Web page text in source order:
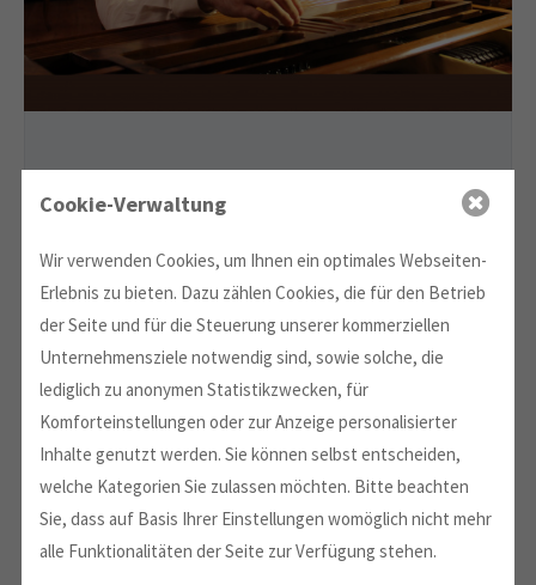
Cookie-Verwaltung
Wir verwenden Cookies, um Ihnen ein optimales Webseiten-
Erlebnis zu bieten. Dazu zählen Cookies, die für den Betrieb
der Seite und für die Steuerung unserer kommerziellen
Unternehmensziele notwendig sind, sowie solche, die
lediglich zu anonymen Statistikzwecken, für
Komforteinstellungen oder zur Anzeige personalisierter
Inhalte genutzt werden. Sie können selbst entscheiden,
welche Kategorien Sie zulassen möchten. Bitte beachten
Sie, dass auf Basis Ihrer Einstellungen womöglich nicht mehr
alle Funktionalitäten der Seite zur Verfügung stehen.